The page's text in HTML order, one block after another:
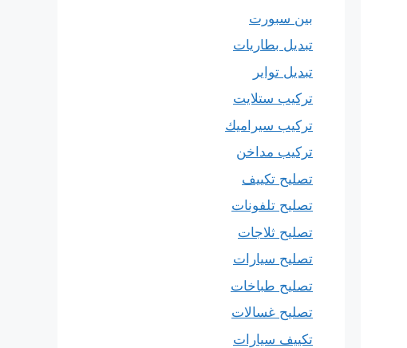
بين سبورت
تبديل بطاريات
تبديل تواير
تركيب ستلايت
تركيب سيراميك
تركيب مداخن
تصليح تكييف
تصليح تلفونات
تصليح ثلاجات
تصليح سيارات
تصليح طباخات
تصليح غسالات
تكييف سيارات